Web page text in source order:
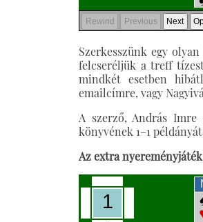
Szerkesszünk egy
felcseréljük a treff
mindkét esetben
emailcímre, vagy
A szerző, András
könyvének 1–1
Az extra